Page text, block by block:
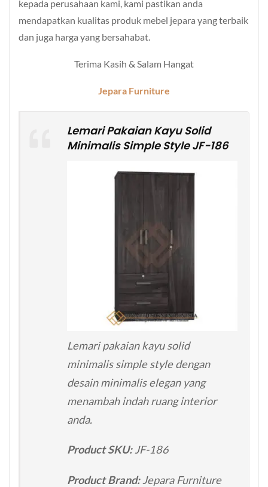
kepada perusahaan kami, kami pastikan anda
mendapatkan kualitas produk mebel jepara yang terbaik
dan juga harga yang bersahabat.
Terima Kasih & Salam Hangat
Jepara Furniture
Lemari Pakaian Kayu Solid
Minimalis Simple Style JF-186
Lemari pakaian kayu solid
minimalis simple style dengan
desain minimalis elegan yang
menambah indah ruang interior
anda.
Product SKU:JF-186
Product Brand:Jepara Furniture